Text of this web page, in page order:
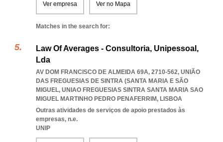
Ver empresa Ver no Mapa
Matches in the search for:
Law Of Averages - Consultoria, Unipessoal,
Lda
AV DOM FRANCISCO DE ALMEIDA 69A, 2710-562, UNIÃO
DAS FREGUESIAS DE SINTRA (SANTA MARIA E SÃO
MIGUEL, UNIAO FREGUESIAS SINTRA SANTA MARIA SAO
MIGUEL MARTINHO PEDRO PENAFERRIM, LISBOA
Outras atividades de serviços de apoio prestados às
empresas, n.e.
UNIP